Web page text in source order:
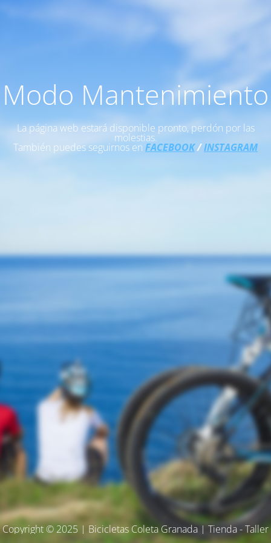
Modo Mantenimiento
La página web estará disponible pronto, perdón por las
molestias.
También puedes seguirnos en FACEBOOK/INSTAGRAM
Copyright © 2025 | Bicicletas Coleta Granada | Tienda - Taller